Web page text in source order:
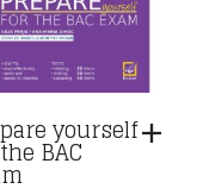
yourself
BAC